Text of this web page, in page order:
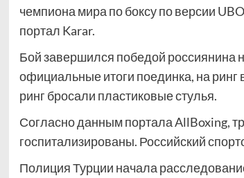
чемпиона мира по боксу по версии
портал Karar.
Бой завершился победой россиянина
официальные итоги поединка, на ринг
ринг бросали пластиковые стулья.
Согласно данным портала AllBoxing,
госпитализированы. Российский
Полиция Турции начала